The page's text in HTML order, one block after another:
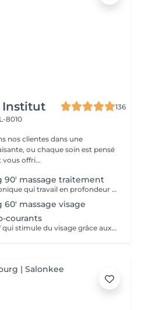
Institut
136
8010
nos clientes dans une
ou chaque soin est pensé
offri...
90' massage traitement
Un Soin avec un massage tonique qui travail en profondeur les muscles de votre visage en interne et en externe. RESULTATS: - Rajeunissement naturel sans injections - Amélioration du tonus musculaire (fitness passif du visage) - Action drainage, detoxication - Enrichissement en oxygène - Amélioration de la microcirculation - Disparition de double menton - La peau devient plus lisse et plus élastique
massage visage
courants
Un soin anti-âge non invasif qui stimule du visage grâce aux micro-courants. Il raffermit la peau, améliore l'ovale du visage et procure un effet lifting immédiat.